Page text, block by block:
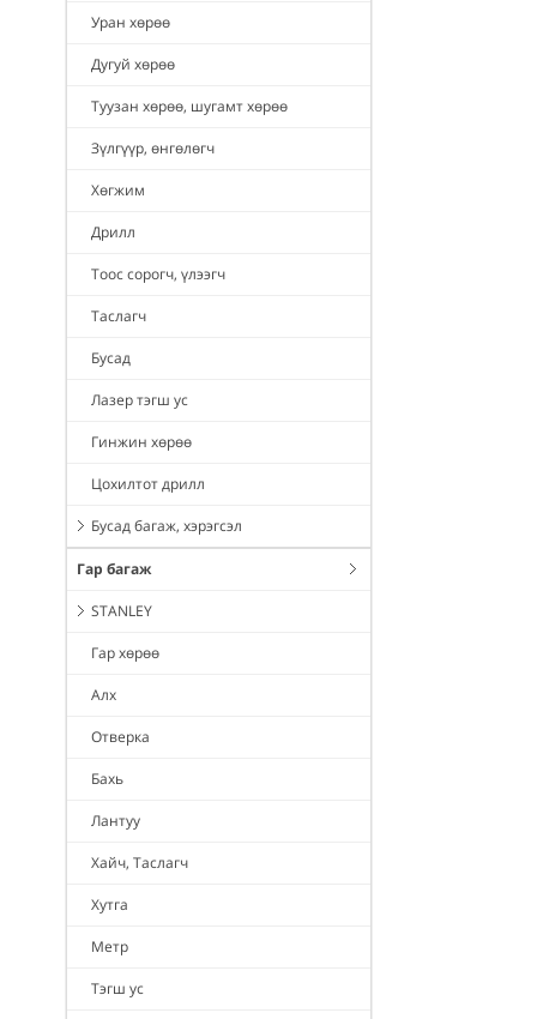
Уран хөрөө
Дугуй хөрөө
Туузан хөрөө, шугамт хөрөө
Зүлгүүр, өнгөлөгч
Хөгжим
Дрилл
Тоос сорогч, үлээгч
Таслагч
Бусад
Лазер тэгш ус
Гинжин хөрөө
Цохилтот дрилл
Бусад багаж, хэрэгсэл
Гар багаж
STANLEY
Гар хөрөө
Алх
Отверка
Бахь
Лантуу
Хайч, Таслагч
Хутга
Метр
Тэгш ус